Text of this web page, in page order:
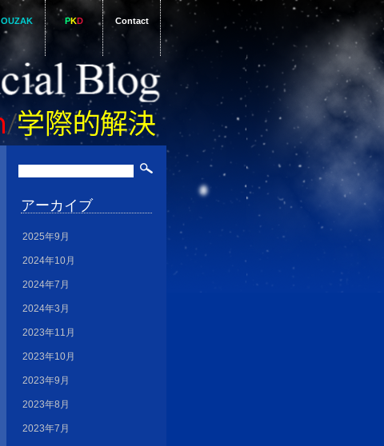
OUZAK PKD Contact
アーカイブ
2025年9月
2024年10月
2024年7月
2024年3月
2023年11月
2023年10月
2023年9月
2023年8月
2023年7月